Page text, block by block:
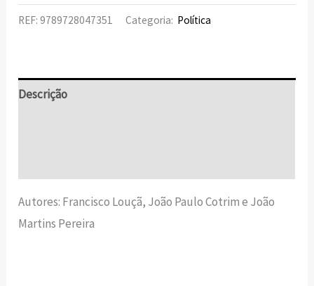
REF:9789728047351 Categoria: Política
Descrição
Autores: Francisco Louçã, João Paulo Cotrim e João
Martins Pereira